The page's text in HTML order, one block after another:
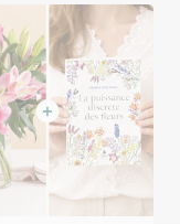
toute commande passée